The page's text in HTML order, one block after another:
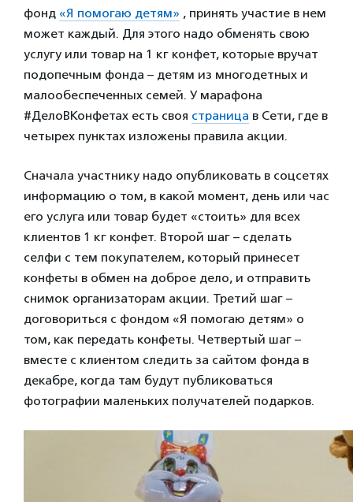
фонд «Я помогаю детям» , принять участие в нем
может каждый. Для этого надо обменять свою
услугу или товар на 1 кг конфет, которые вручат
подопечным фонда – детям из многодетных и
малообеспеченных семей. У марафона
#ДелоВКонфетах есть своя страница в Сети, где в
четырех пунктах изложены правила акции.
Сначала участнику надо опубликовать в соцсетях
информацию о том, в какой момент, день или час
его услуга или товар будет «стоить» для всех
клиентов 1 кг конфет. Второй шаг – сделать
селфи с тем покупателем, который принесет
конфеты в обмен на доброе дело, и отправить
снимок организаторам акции. Третий шаг –
договориться с фондом «Я помогаю детям» о
том, как передать конфеты. Четвертый шаг –
вместе с клиентом следить за сайтом фонда в
декабре, когда там будут публиковаться
фотографии маленьких получателей подарков.